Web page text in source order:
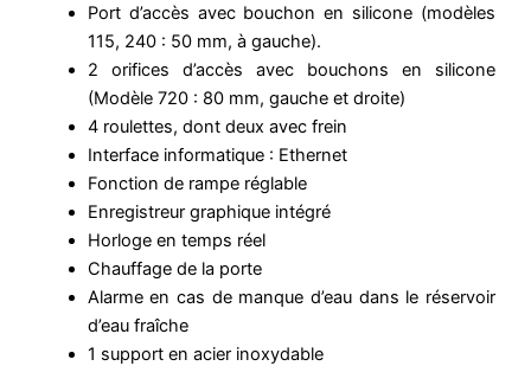
Port d’accès avec bouchon en silicone (modèles
115, 240 : 50 mm, à gauche).
2 orifices d’accès avec bouchons en silicone
(Modèle 720 : 80 mm, gauche et droite)
4 roulettes, dont deux avec frein
Interface informatique : Ethernet
Fonction de rampe réglable
Enregistreur graphique intégré
Horloge en temps réel
Chauffage de la porte
Alarme en cas de manque d’eau dans le réservoir
d’eau fraîche
1 support en acier inoxydable